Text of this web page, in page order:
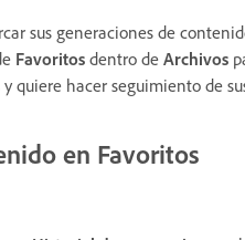
sus generaciones de
Favoritos dentro de Archivos
quiere hacer seguimiento de
en Favoritos